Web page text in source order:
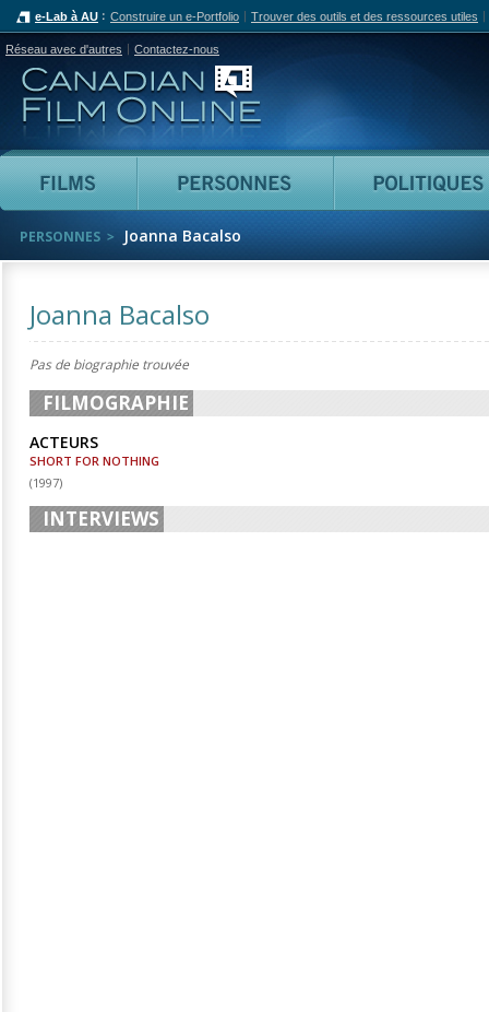
e-Lab à AU Construire un e-Portfolio Trouver des outils et des ressources utiles
Réseau avec d'autres Contactez-nous
Canadian Film Online
Films Personnes
PERSONNES Joanna Bacalso
Joanna Bacalso
Pas de biographie trouvée
FILMOGRAPHIE
ACTEURS
SHORT FOR NOTHING
(1997)
INTERVIEWS